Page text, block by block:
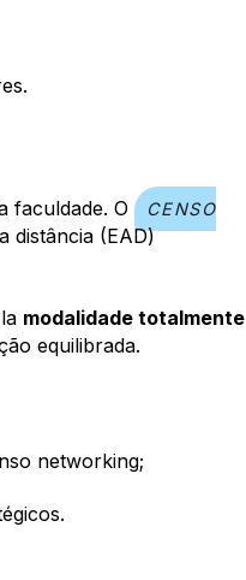
faculdade. O
CENSO
distância (EAD)
modalidade totalmente
equilibrada.
networking;